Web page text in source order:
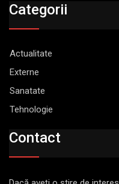
Categorii
Actualitate
Externe
Sanatate
Tehnologie
Contact